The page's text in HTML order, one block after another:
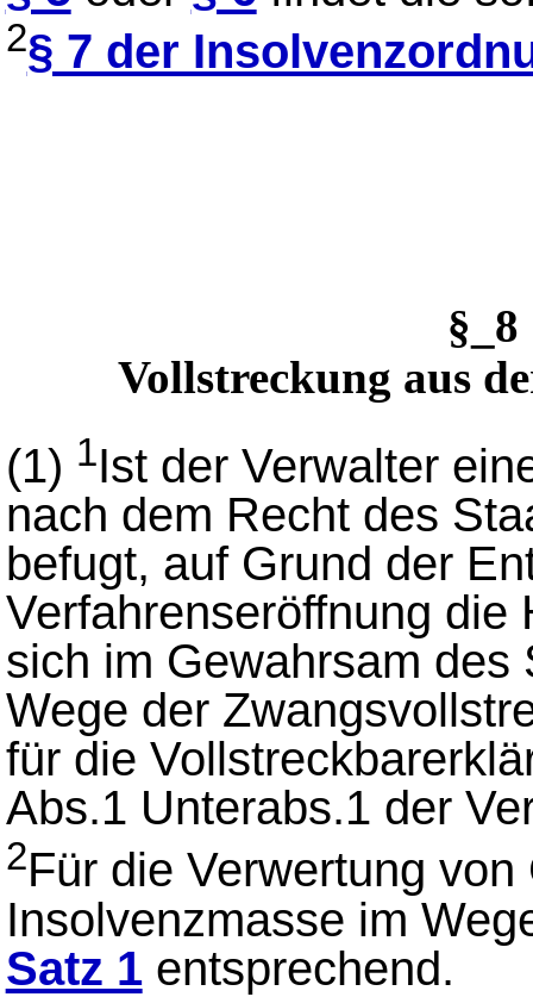
2§ 7 der
Vollstreckung aus
(1) 1Ist der Verwalter
nach dem Recht des
befugt, auf Grund der
Verfahrenseröffnung die
sich im Gewahrsam des
Wege der
für die
Abs.1 Unterabs.1 der
2Für die Verwertung
Insolvenzmasse im
Satz 1entsprechend.